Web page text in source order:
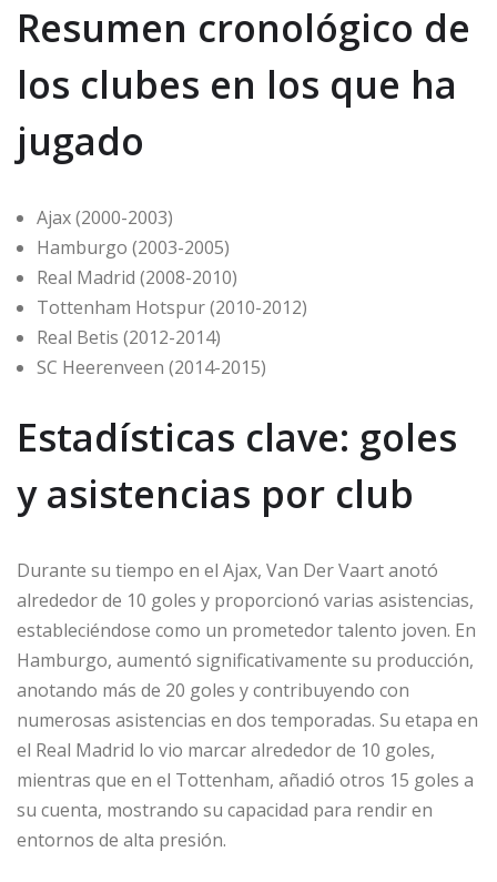
Resumen cronológico de
los clubes en los que ha
jugado
Ajax (2000-2003)
Hamburgo (2003-2005)
Real Madrid (2008-2010)
Tottenham Hotspur (2010-2012)
Real Betis (2012-2014)
SC Heerenveen (2014-2015)
Estadísticas clave: goles
y asistencias por club
Durante su tiempo en el Ajax, Van Der Vaart anotó
alrededor de 10 goles y proporcionó varias asistencias,
estableciéndose como un prometedor talento joven. En
Hamburgo, aumentó significativamente su producción,
anotando más de 20 goles y contribuyendo con
numerosas asistencias en dos temporadas. Su etapa en
el Real Madrid lo vio marcar alrededor de 10 goles,
mientras que en el Tottenham, añadió otros 15 goles a
su cuenta, mostrando su capacidad para rendir en
entornos de alta presión.